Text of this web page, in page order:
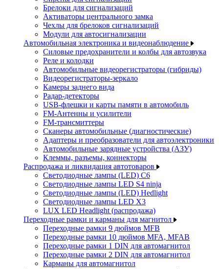
Брелоки для сигнализаций
Активаторы центрального замка
Чехлы для брелоков сигнализаций
Модули для автосигнализации
Автомобильная электроника и видеонаблюдение
Силовые предохранители и колбы для автозвука
Реле и колодки
Автомобильные видеорегистраторы (гибриды)
Видеорегистраторы-зеркало
Камеры заднего вида
Радар-детекторы
USB-флешки и карты памяти в автомобиль
FM-Антенны и усилители
FM-трансмиттеры
Сканеры автомобильные (диагностические)
Адаптеры и преобразователи для автоэлектроники
Автомобильные зарядные устройства (АЗУ)
Клеммы, разъемы, коннекторы
Распродажа и ликвидация автотоваров
Светодиодные лампы (LED) C6
Светодиодные лампы LED S4 ninja
Светодиодные лампы (LED) Hedlight
Светодиодные лампы LED X3
LUX LED Headlight (распродажа)
Переходные рамки и карманы для магнитол
Переходные рамки 9 дюймов MFB
Переходные рамки 10 дюймов MFA, MFAB
Переходные рамки 1 DIN для автомагнитол
Переходные рамки 2 DIN для автомагнитол
Карманы для автомагнитол